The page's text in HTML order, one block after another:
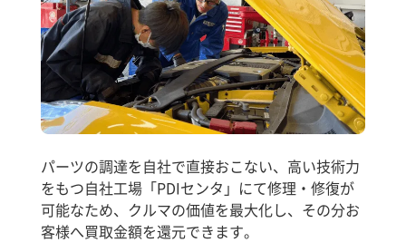
パーツの調達を自社で直接おこない、高い技術力
をもつ自社工場「PDIセンタ」にて修理・修復が
可能なため、クルマの価値を最大化し、その分お
客様へ買取金額を還元できます。